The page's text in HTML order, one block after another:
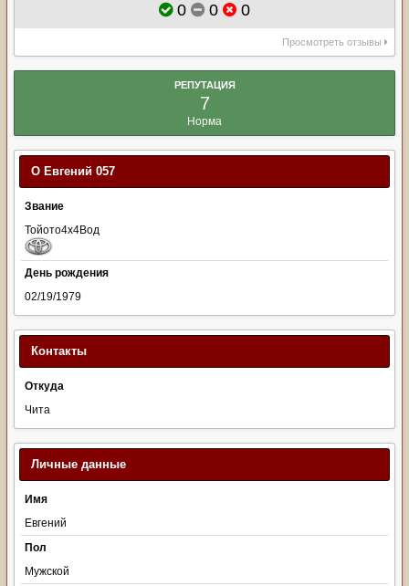
0 0 0
Просмотреть отзывы
РЕПУТАЦИЯ
7
Норма
О Евгений 057
Звание
Тойото4х4Вод
День рождения
02/19/1979
Контакты
Откуда
Чита
Личные данные
Имя
Евгений
Пол
Мужской